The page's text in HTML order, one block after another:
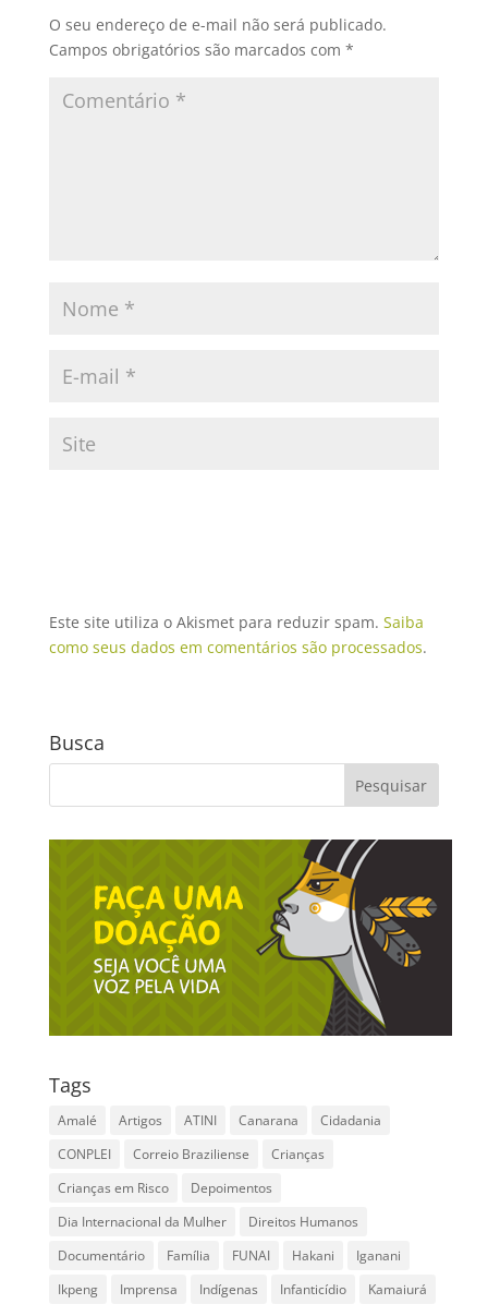
O seu endereço de e-mail não será publicado.
Campos obrigatórios são marcados com *
Este site utiliza o Akismet para reduzir spam. Saiba
como seus dados em comentários são processados.
Busca
Tags
Amalé Artigos ATINI Canarana
Cidadania
CONPLEI
Correio Braziliense
Crianças
Crianças em Risco
Depoimentos
Dia Internacional da Mulher
Direitos Humanos
Documentário
Família FUNAI Hakani
Iganani
Ikpeng
Imprensa Indígenas Infanticídio
Kamaiurá